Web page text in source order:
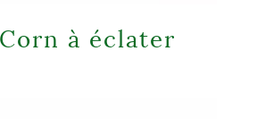
à éclater